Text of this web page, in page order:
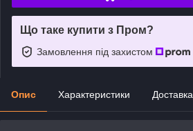
Що таке купити з Пром?
Замовлення під захистом
Опис Характеристики Доставка